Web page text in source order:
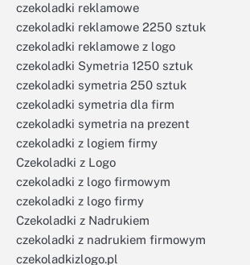
czekoladki reklamowe
czekoladki reklamowe 2250 sztuk
czekoladki reklamowe z logo
czekoladki Symetria 1250 sztuk
czekoladki symetria 250 sztuk
czekoladki symetria dla firm
czekoladki symetria na prezent
czekoladki z logiem firmy
Czekoladki z Logo
czekoladki z logo firmowym
czekoladki z logo firmy
Czekoladki z Nadrukiem
czekoladki z nadrukiem firmowym
czekoladkizlogo.pl